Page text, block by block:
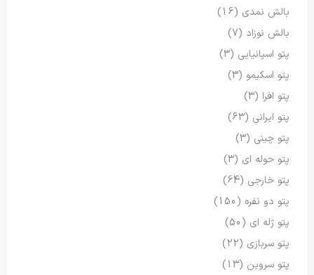
بالش نمدی (16)
بالش نوزاد (7)
پتو اسپانیایی (3)
پتو اسکیمو (3)
پتو افرا (3)
پتو ایرانی (63)
پتو چینی (3)
پتو حوله ای (3)
پتو خارجی (64)
پتو دو نفره (150)
پتو ژله ای (50)
پتو سربازی (22)
پتو سروین (13)